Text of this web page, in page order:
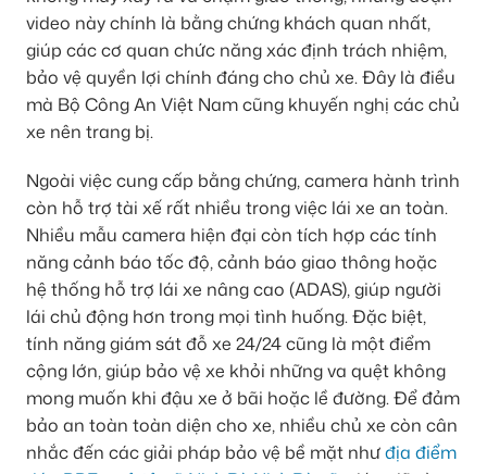
video này chính là bằng chứng khách quan nhất,
giúp các cơ quan chức năng xác định trách nhiệm,
bảo vệ quyền lợi chính đáng cho chủ xe. Đây là điều
mà Bộ Công An Việt Nam cũng khuyến nghị các chủ
xe nên trang bị.
Ngoài việc cung cấp bằng chứng, camera hành trình
còn hỗ trợ tài xế rất nhiều trong việc lái xe an toàn.
Nhiều mẫu camera hiện đại còn tích hợp các tính
năng cảnh báo tốc độ, cảnh báo giao thông hoặc
hệ thống hỗ trợ lái xe nâng cao (ADAS), giúp người
lái chủ động hơn trong mọi tình huống. Đặc biệt,
tính năng giám sát đỗ xe 24/24 cũng là một điểm
cộng lớn, giúp bảo vệ xe khỏi những va quệt không
mong muốn khi đậu xe ở bãi hoặc lề đường. Để đảm
bảo an toàn toàn diện cho xe, nhiều chủ xe còn cân
nhắc đến các giải pháp bảo vệ bề mặt nhưđịa điểm